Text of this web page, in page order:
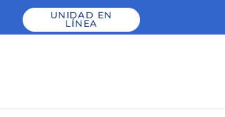
UNIDAD EN
LÍNEA